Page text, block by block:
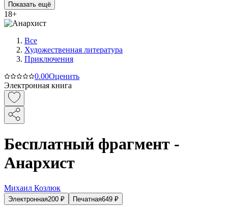
Показать ещё
18+
Все
Художественная литература
Приключения
0.00Оценить
Электронная книга
Бесплатный фрагмент -
Анархист
Михаил Козлюк
Электронная200 ₽ Печатная649 ₽